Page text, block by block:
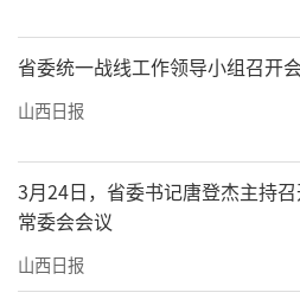
蓝天长卷绘新景，空
破。“十四五”期间，太原
性指标提前超额完成。
指数降至4.13；六项污染
降，其中五项达二级标准
实况数据以来首次实现“
省委统一战线工作领导小组召开
山西日报
3月24日，省委书记唐登杰主持
常委会会议
山西日报